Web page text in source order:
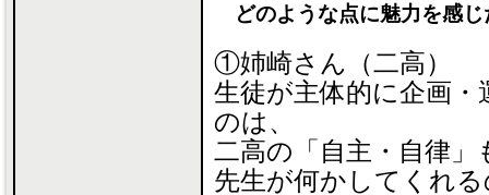
どのような点に魅力を感じ
①姉崎さん（二高）
生徒が主体的に企画・
のは、
二高の「自主・自律」
先生が何かしてくれ